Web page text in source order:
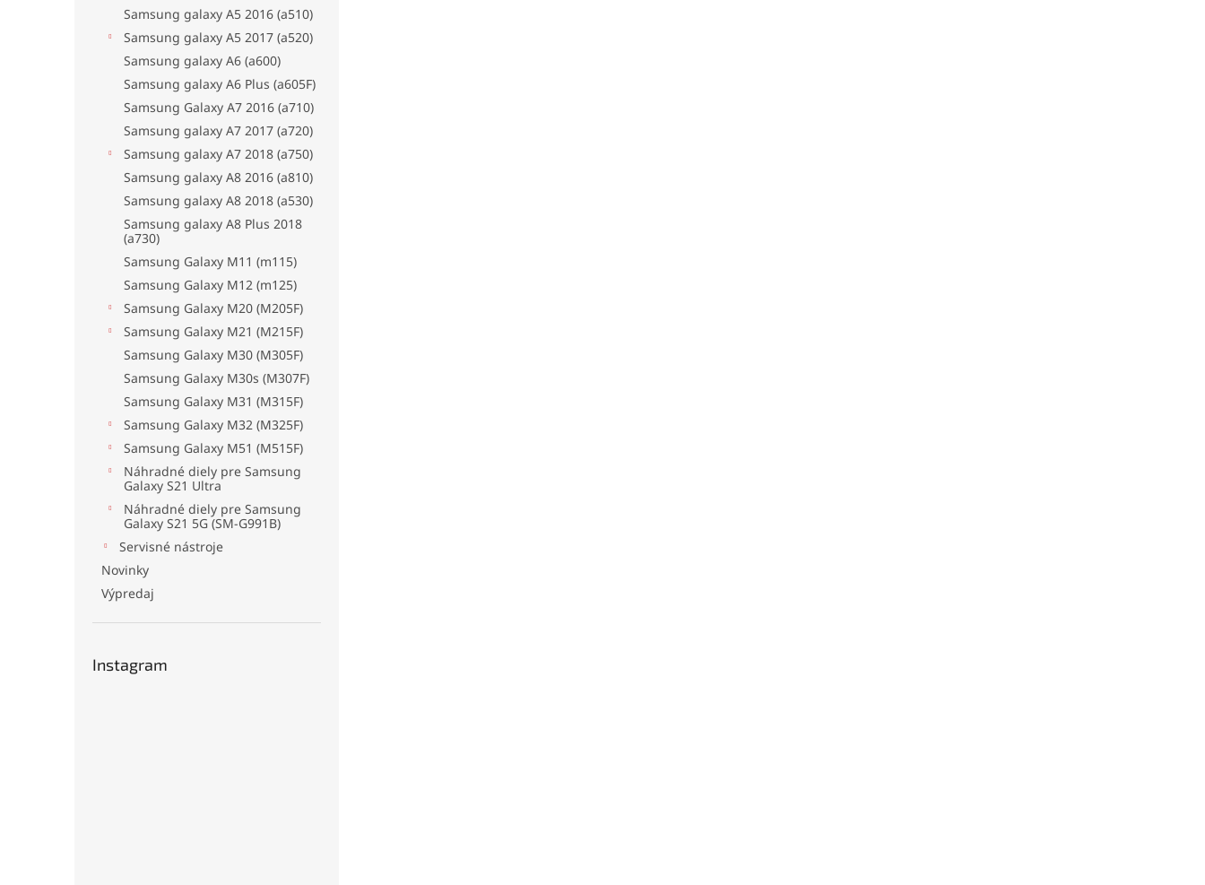
Samsung galaxy A5 2016 (a510)
Samsung galaxy A5 2017 (a520)
Samsung galaxy A6 (a600)
Samsung galaxy A6 Plus (a605F)
Samsung Galaxy A7 2016 (a710)
Samsung galaxy A7 2017 (a720)
Samsung galaxy A7 2018 (a750)
Samsung galaxy A8 2016 (a810)
Samsung galaxy A8 2018 (a530)
Samsung galaxy A8 Plus 2018
(a730)
Samsung Galaxy M11 (m115)
Samsung Galaxy M12 (m125)
Samsung Galaxy M20 (M205F)
Samsung Galaxy M21 (M215F)
Samsung Galaxy M30 (M305F)
Samsung Galaxy M30s (M307F)
Samsung Galaxy M31 (M315F)
Samsung Galaxy M32 (M325F)
Samsung Galaxy M51 (M515F)
Náhradné diely pre Samsung
Galaxy S21 Ultra
Náhradné diely pre Samsung
Galaxy S21 5G (SM-G991B)
Servisné nástroje
Novinky
Výpredaj
Instagram